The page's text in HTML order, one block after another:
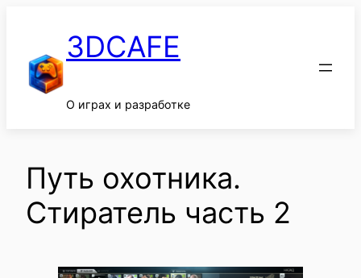
содержимому3DCAFE
О играх и разработке
Путь охотника.
Стиратель часть 2